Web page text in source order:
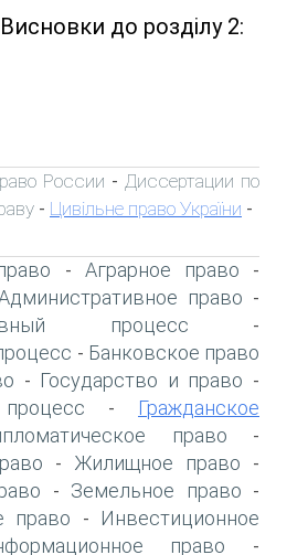
до розділу 2:
России - Диссертации по
- Цивільне право України -
- Аграрное право -
право -
процесс -
- Банковское право
- Государство и право -
-
Гражданское
право -
- Жилищное право -
- Земельное право -
право -
Инвестиционное
право -